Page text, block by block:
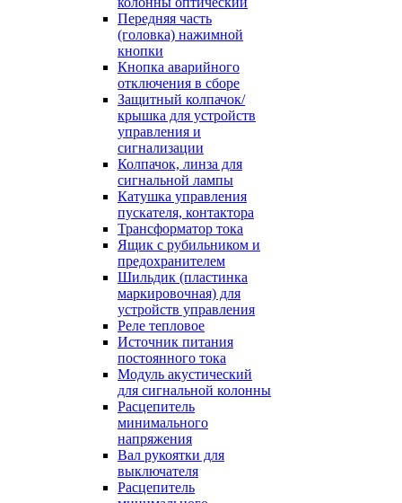
Передняя часть
(головка) нажимной
кнопки
Кнопка аварийного
отключения в сборе
Защитный колпачок/
крышка для устройств
управления и
сигнализации
Колпачок, линза для
сигнальной лампы
Катушка управления
пускателя, контактора
Трансформатор тока
Ящик с рубильником и
предохранителем
Шильдик (пластинка
маркировочная) для
устройств управления
Реле тепловое
Источник питания
постоянного тока
Модуль акустический
для сигнальной колонны
Расцепитель
минимального
напряжения
Вал рукоятки для
выключателя
Расцепитель